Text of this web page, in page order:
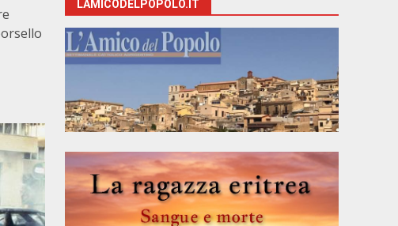
LAMICODELPOPOLO.IT